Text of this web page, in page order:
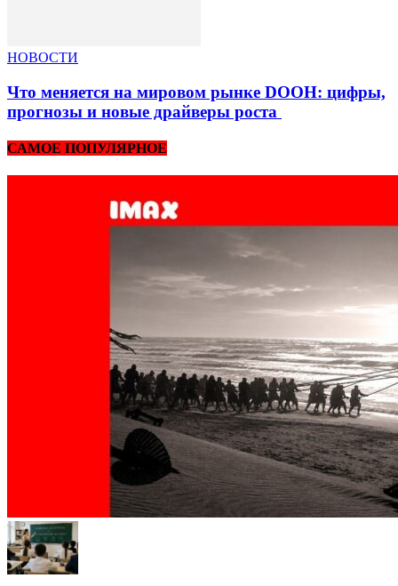
НОВОСТИ
Что меняется на мировом рынке DOOH: цифры,
прогнозы и новые драйверы роста
САМОЕ ПОПУЛЯРНОЕ